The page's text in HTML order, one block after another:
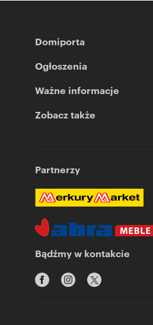
Domiporta
Ogłoszenia
Ważne informacje
Zobacz także
Partnerzy
Bądźmy w kontakcie